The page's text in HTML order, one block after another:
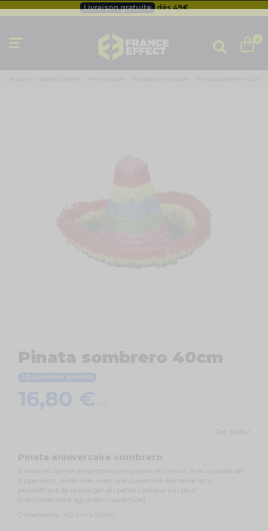
Besoin d'un devis pro ? Cliquez ici
0
Accueil Soirée à thème Anniversaire Pinatas anniversaire Pinata sombrero 40cm
Pinata sombrero 40cm
Disponible bientôt
16,80 €
Ref. 66341
Pinata anniversaire sombrero
Pinata en forme de sombrero en papier et carton, avec crochet de
suspension, livrée vide, avec une ouverture diamètre 5cm
permettant de la charger en petits cadeaux (on peut
éventuellement agrandir l'ouverture)
Dimensions : 40 cm x 50cm